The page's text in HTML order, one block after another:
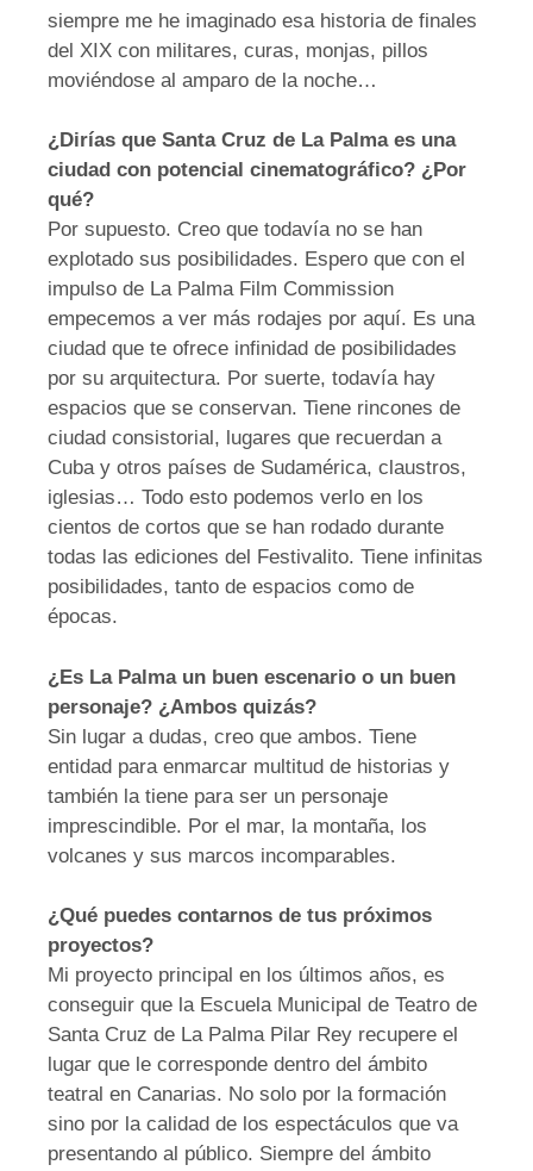
siempre me he imaginado esa historia de finales
del XIX con militares, curas, monjas, pillos
moviéndose al amparo de la noche…
¿Dirías que Santa Cruz de La Palma es una
ciudad con potencial cinematográfico? ¿Por
qué?
Por supuesto. Creo que todavía no se han
explotado sus posibilidades. Espero que con el
impulso de La Palma Film Commission
empecemos a ver más rodajes por aquí. Es una
ciudad que te ofrece infinidad de posibilidades
por su arquitectura. Por suerte, todavía hay
espacios que se conservan. Tiene rincones de
ciudad consistorial, lugares que recuerdan a
Cuba y otros países de Sudamérica, claustros,
iglesias… Todo esto podemos verlo en los
cientos de cortos que se han rodado durante
todas las ediciones del Festivalito. Tiene infinitas
posibilidades, tanto de espacios como de
épocas.
¿Es La Palma un buen escenario o un buen
personaje? ¿Ambos quizás?
Sin lugar a dudas, creo que ambos. Tiene
entidad para enmarcar multitud de historias y
también la tiene para ser un personaje
imprescindible. Por el mar, la montaña, los
volcanes y sus marcos incomparables.
¿Qué puedes contarnos de tus próximos
proyectos?
Mi proyecto principal en los últimos años, es
conseguir que la Escuela Municipal de Teatro de
Santa Cruz de La Palma Pilar Rey recupere el
lugar que le corresponde dentro del ámbito
teatral en Canarias. No solo por la formación
sino por la calidad de los espectáculos que va
presentando al público. Siempre del ámbito